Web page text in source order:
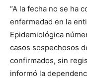
“A la fecha no se ha
enfermedad en la
Epidemiológica
casos sospechosos
confirmados, sin
informó la